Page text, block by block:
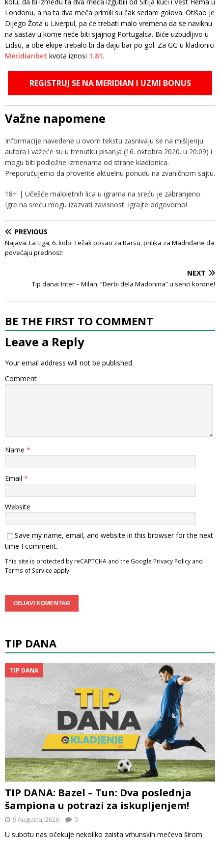
kolu, da bi između ta dva meča izgubili od Sitija kući i Vest Hema u
Londonu, a na ta dva meča primili su čak sedam golova. Otišao je
Dijego Žota u Liverpul, pa će trebati malo vremena da se naviknu
na sastav u kome neće biti sjajnog Portugalca. Biće uzbudljivo u
Lidsu, a obe ekipe trebalo bi da daju bar po gol. Za GG u kladionici
Meridianbet kvota iznosi 1.81.
REGISTRUJ SE NA MERIDIAN I UZMI BONUS
Važne napomene
Informacije navedene u ovom tekstu zasnivaju se na mišljenju
autora i važeće su u trenutku pisanja (16. oktobra 2020. u 20:09) i
mogu biti podložne izmenama od strane kladionica.
Preporučujemo da proverite aktuelnu ponudu na zvaničnom sajtu.
18+ | Učešće maloletnih lica u igrama na sreću je zabranjeno.
Igre na sreću mogu izazvati zavisnost. Igrajte odgovorno!
PREVIOUS
Najava: La Liga, 6. kolo: Težak posao za Barsu, prilika za Madriđane da
povećaju prednost!
NEXT
Tip dana: Inter – Milan: “Derbi dela Madonina” u senci korone!
BE THE FIRST TO COMMENT
Leave a Reply
Your email address will not be published.
Comment
Name *
Email *
Website
Save my name, email, and website in this browser for the next
time I comment.
This site is protected by reCAPTCHA and the Google Privacy Policy and
Terms of Service apply.
TIP DANA
TIP DANA
TIP DANA: Bazel – Tun: Dva poslednja
šampiona u potrazi za iskupljenjem!
9 Augusta, 2026 0
U subotu nas očekuje nekoliko zaista vrhunskih mečeva širom